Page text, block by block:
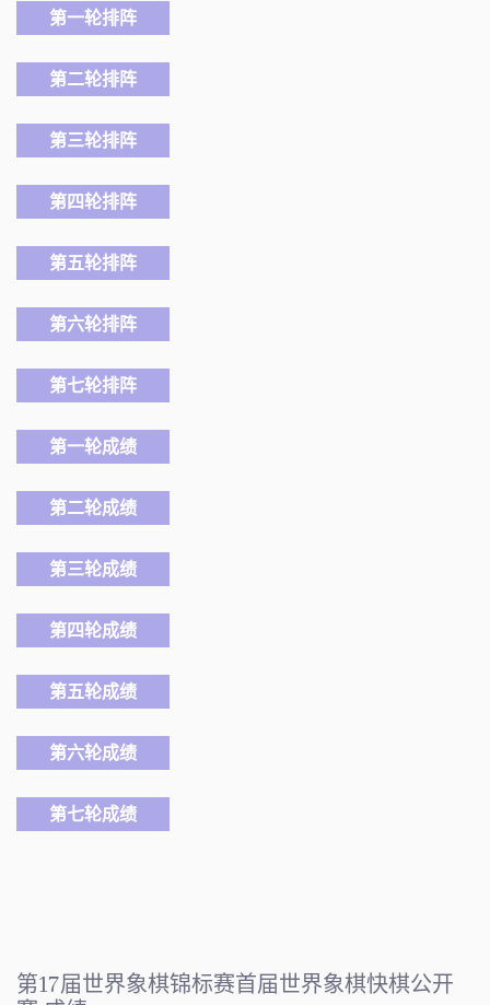
第一轮排阵
第二轮排阵
第三轮排阵
第四轮排阵
第五轮排阵
第六轮排阵
第七轮排阵
第一轮成绩
第二轮成绩
第三轮成绩
第四轮成绩
第五轮成绩
第六轮成绩
第七轮成绩
第17届世界象棋锦标赛首届世界象棋快棋公开